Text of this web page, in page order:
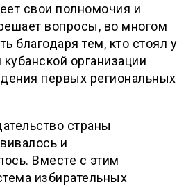
свои полномочия и
вопросы, во многом
благодаря тем, кто стоял у
организации
первых региональных
страны
и
Вместе с этим
избирательных